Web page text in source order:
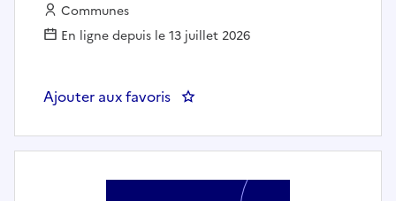
Employeur :
Communes
En ligne depuis le 13 juillet 2026
Ajouter aux favoris : ANIMATEUR·RICE DU TIERS-